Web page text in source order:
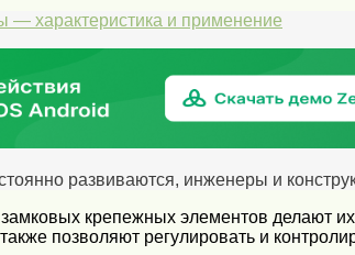
— характеристика и применение
развиваются, инженеры и
замковых крепежных элементов
позволяют регулировать и